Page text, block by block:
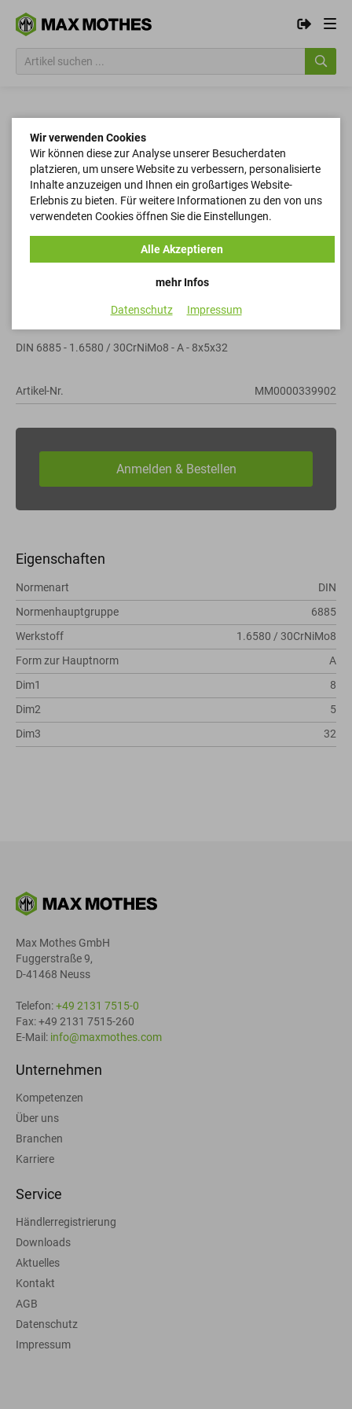
Passfedern
DIN 6885 - 1.6580 / 30CrNiMo8 - A - 8x5x32
Artikel-Nr. MM0000339902
Eigenschaften
Normenart
DIN
Normenhauptgruppe
6885
Werkstoff
1.6580 / 30CrNiMo8
Form zur Hauptnorm
A
Dim1
8
Dim2
5
Dim3
32
Max Mothes GmbH
Fuggerstraße 9,
D-41468 Neuss
Telefon:+49 2131 7515-0
Fax: +49 2131 7515-260
E-Mail: info@maxmothes.com
Unternehmen
Kompetenzen
Über uns
Branchen
Karriere
Service
Händlerregistrierung
Downloads
Aktuelles
Kontakt
AGB
Datenschutz
Impressum
Wir verwenden Cookies
Wir können diese zur Analyse unserer Besucherdaten
platzieren, um unsere Website zu verbessern, personalisierte
Inhalte anzuzeigen und Ihnen ein großartiges Website-
Erlebnis zu bieten. Für weitere Informationen zu den von uns
verwendeten Cookies öffnen Sie die Einstellungen.
mehr Infos
Alle Akzeptieren
Datenschutz Impressum